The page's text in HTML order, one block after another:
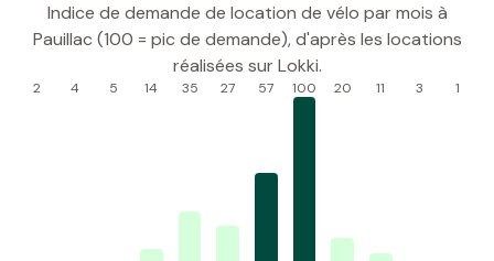
Indice de demande de location de vélo par mois à
Pauillac (100 = pic de demande), d'après les locations
réalisées sur Lokki.
2 4 5 14 35 27 57 100 20 11 3 1